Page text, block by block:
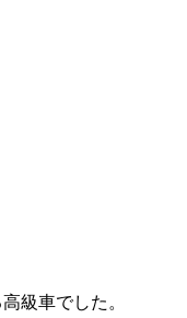
級車でした。